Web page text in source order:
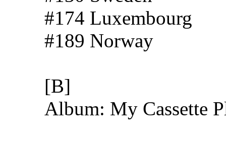
#174 Luxembourg
#189 Norway
[B]
Album: My Cassette